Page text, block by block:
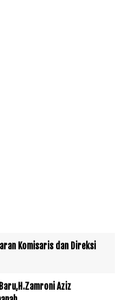
Komisaris dan Direksi
Aziz